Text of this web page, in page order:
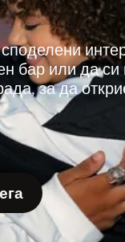
бар или да
за да